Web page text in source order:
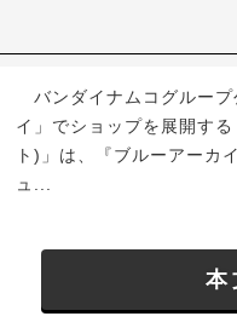
バンダイナムコグループ
イ」でショップを展開す
ト)」は、『ブルーアー
ュ...
本